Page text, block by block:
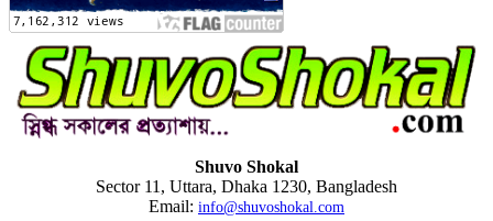
Shuvo Shokal
Sector 11, Uttara, Dhaka 1230, Bangladesh
Email: info@shuvoshokal.com